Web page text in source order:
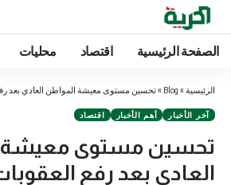
الصفحة الرئيسية اقتصاد محليات
الرئيسية »
Blog
»تحسين مستوى معيشة المواطن العادي بعد
آخر الأخبار أهم الأخبار اقتصاد
تحسين مستوى معيشة
العادي بعد رفع